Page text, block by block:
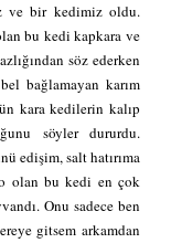
ve bir kedimiz oldu.
bu kedi kapkara ve
söz ederken
bağlamayan karım
kara kedilerin kalıp
söyler dururdu.
edişim, salt hatırıma
olan bu kedi en çok
Onu sadece ben
gitsem arkamdan